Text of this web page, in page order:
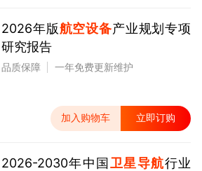
2026年版航空设备产业规划专项
研究报告
品质保障 一年免费更新维护
加入购物车 立即订购
2026-2030年中国卫星导航行业